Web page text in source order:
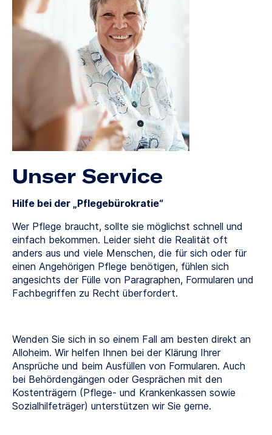
Unser Service
Hilfe bei der „Pflegebürokratie“
Wer Pflege braucht, sollte sie möglichst schnell und
einfach bekommen. Leider sieht die Realität oft
anders aus und viele Menschen, die für sich oder für
einen Angehörigen Pflege benötigen, fühlen sich
angesichts der Fülle von Paragraphen, Formularen und
Fachbegriffen zu Recht überfordert.
Wenden Sie sich in so einem Fall am besten direkt an
Alloheim. Wir helfen Ihnen bei der Klärung Ihrer
Ansprüche und beim Ausfüllen von Formularen. Auch
bei Behördengängen oder Gesprächen mit den
Kostenträgern (Pflege- und Krankenkassen sowie
Sozialhilfeträger) unterstützen wir Sie gerne.